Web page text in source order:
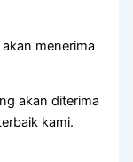
menerima
akan diterima
kami.